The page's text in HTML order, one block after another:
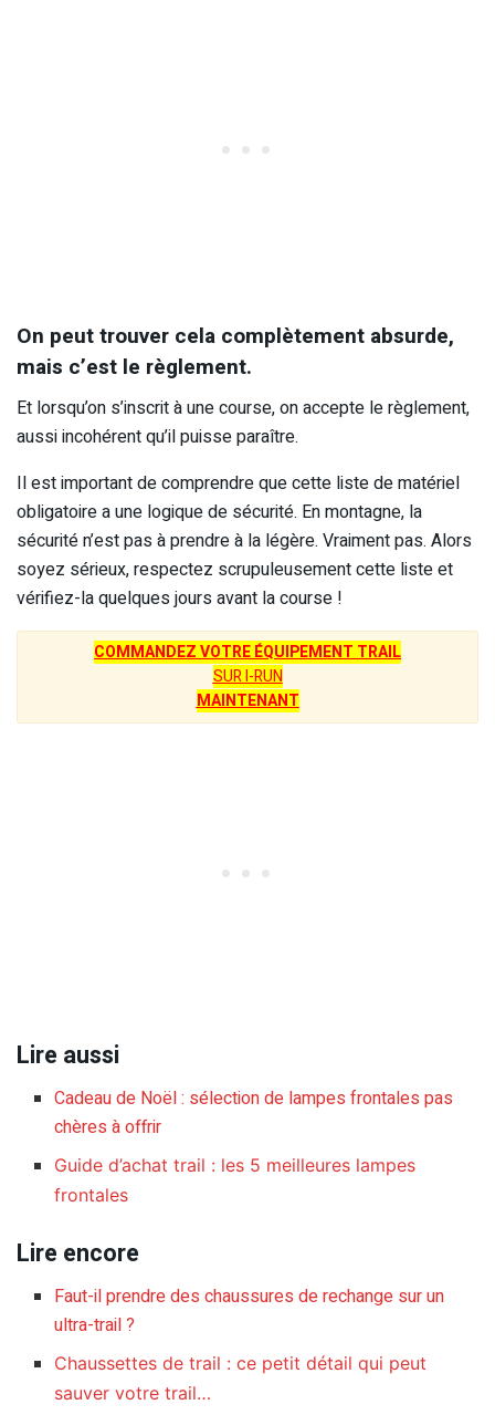
On peut trouver cela complètement absurde,
mais c’est le règlement.
Et lorsqu’on s’inscrit à une course, on accepte le règlement,
aussi incohérent qu’il puisse paraître.
Il est important de comprendre que cette liste de matériel
obligatoire a une logique de sécurité. En montagne, la
sécurité n’est pas à prendre à la légère. Vraiment pas. Alors
soyez sérieux, respectez scrupuleusement cette liste et
vérifiez-la quelques jours avant la course !
COMMANDEZ VOTRE ÉQUIPEMENT TRAIL
SUR I-RUN
MAINTENANT
Lire aussi
Cadeau de Noël : sélection de lampes frontales pas
chères à offrir
Guide d’achat trail : les 5 meilleures lampes
frontales
Lire encore
Faut-il prendre des chaussures de rechange sur un
ultra-trail ?
Chaussettes de trail : ce petit détail qui peut
sauver votre trail…